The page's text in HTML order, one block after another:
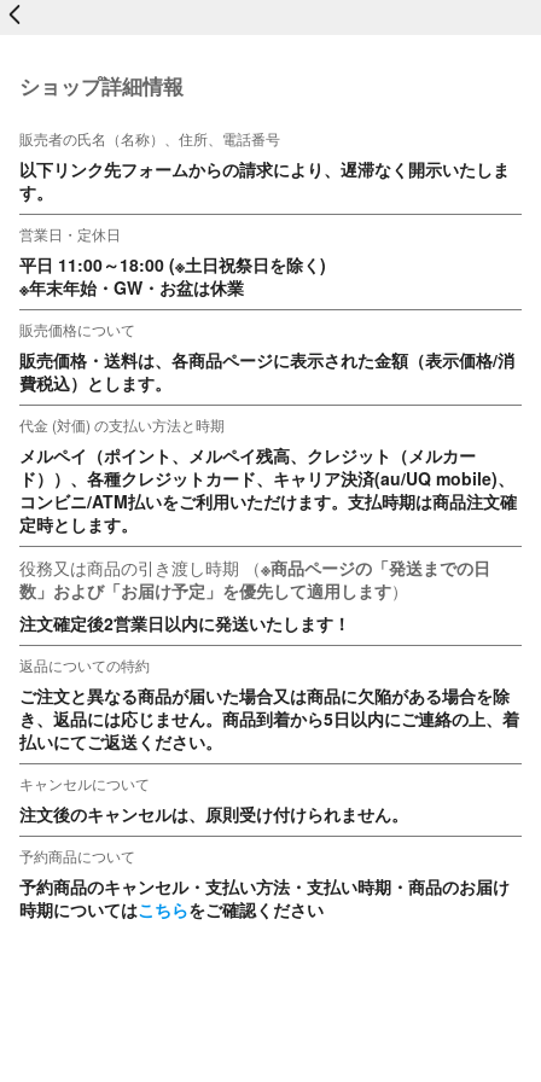
戻る
ショップ詳細情報
販売者の氏名（名称）、住所、電話番号
以下リンク先フォームからの請求により、遅滞なく開示いたしま
す。
営業日・定休日
平日 11:00～18:00 (※土日祝祭日を除く)
※年末年始・GW・お盆は休業
販売価格について
販売価格・送料は、各商品ページに表示された金額（表示価格/消
費税込）とします。
代金 (対価) の支払い方法と時期
メルペイ（ポイント、メルペイ残高、クレジット（メルカー
ド））、各種クレジットカード、キャリア決済(au/UQ mobile)、
コンビニ/ATM払いをご利用いただけます。支払時期は商品注文確
定時とします。
役務又は商品の引き渡し時期
（※商品ページの「発送までの日
数」および「お届け予定」を優先して適用します）
注文確定後2営業日以内に発送いたします！
返品についての特約
ご注文と異なる商品が届いた場合又は商品に欠陥がある場合を除
き、返品には応じません。商品到着から5日以内にご連絡の上、着
払いにてご返送ください。
キャンセルについて
注文後のキャンセルは、原則受け付けられません。
予約商品について
予約商品のキャンセル・支払い方法・支払い時期・商品のお届け
時期についてはこちらをご確認ください